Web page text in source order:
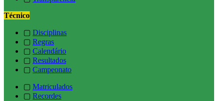
Técnico
▢ Disciplinas
▢ Regras
▢ Calendário
▢ Resultados
▢ Campeonato
▢ Matriculados
▢ Recordes